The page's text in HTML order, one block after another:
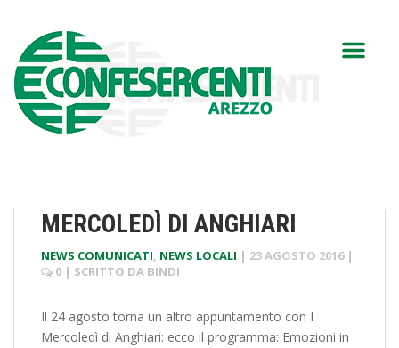
MERCOLEDÌ DI ANGHIARI
NEWS COMUNICATI, NEWS LOCALI | 23 AGOSTO 2016 |
0 | SCRITTO DA BINDI
Il 24 agosto torna un altro appuntamento con I
Mercoledì di Anghiari: ecco il programma: Emozioni in